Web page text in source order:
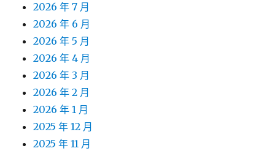
2026 年 7 月
2026 年 6 月
2026 年 5 月
2026 年 4 月
2026 年 3 月
2026 年 2 月
2026 年 1 月
2025 年 12 月
2025 年 11 月